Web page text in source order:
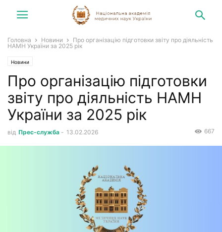
Головна Новини
Про організацію підготовки звіту про діяльність
НАМН України за 2025 рік
Новини
Про організацію підготовки
звіту про діяльність НАМН
України за 2025 рік
від Прес-служба - 13.02.2026 667